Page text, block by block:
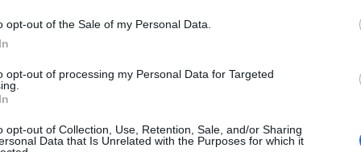
opt-out of the Sale of my Personal Data.
opt-out of processing my Personal Data for Targeted
opt-out of Collection, Use, Retention, Sale, and/or Sharing
Data that Is Unrelated with the Purposes for which it